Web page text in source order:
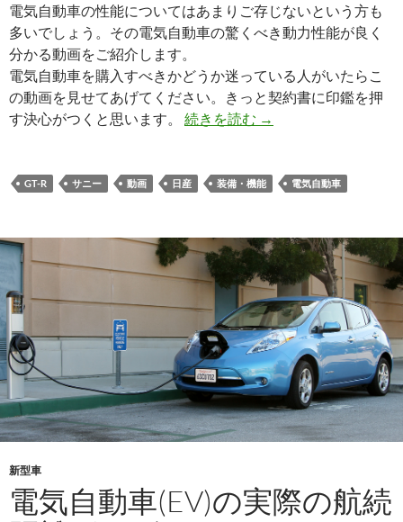
電気自動車の性能についてはあまりご存じないという方も
多いでしょう。その電気自動車の驚くべき動力性能が良く
分かる動画をご紹介します。
電気自動車を購入すべきかどうか迷っている人がいたらこ
の動画を見せてあげてください。きっと契約書に印鑑を押
す決心がつくと思います。 続きを読む →
GT-R サニー 動画 日産 装備・機能 電気自動車
新型車
電気自動車(EV)の実際の航続